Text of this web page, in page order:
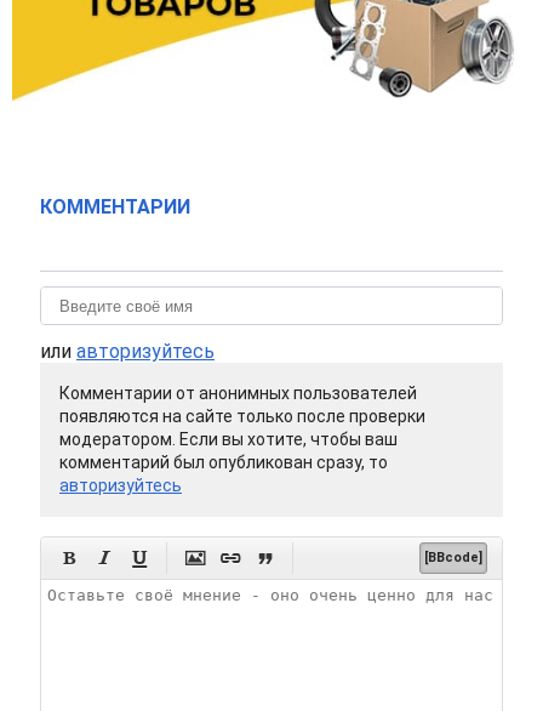
КОММЕНТАРИИ
или авторизуйтесь
Комментарии от анонимных пользователей
появляются на сайте только после проверки
модератором. Если вы хотите, чтобы ваш
комментарий был опубликован сразу, то
авторизуйтесь
      [BBcode]